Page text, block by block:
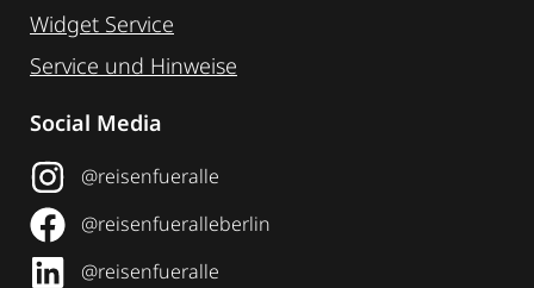
Widget Service
Service und Hinweise
Social Media
@reisenfueralle
@reisenfueralleberlin
@reisenfueralle